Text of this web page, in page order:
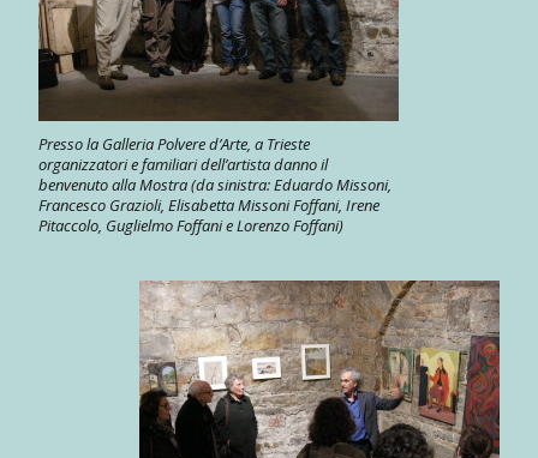
Presso la Galleria Polvere d’Arte, a Trieste
organizzatori e familiari dell’artista danno il
benvenuto alla Mostra (da sinistra: Eduardo Missoni,
Francesco Grazioli, Elisabetta Missoni Foffani, Irene
Pitaccolo, Guglielmo Foffani e Lorenzo Foffani)